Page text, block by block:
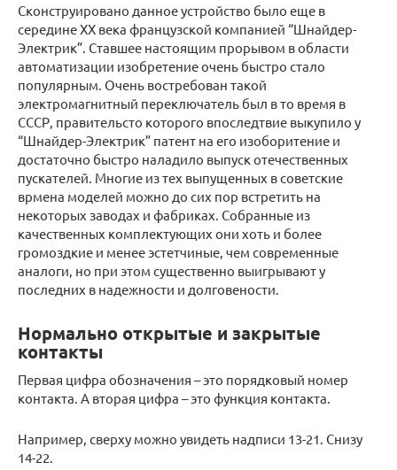
Сконструировано данное устройство было еще в
середине ХХ века французской компанией “Шнайдер-
Электрик”. Ставшее настоящим прорывом в области
автоматизации изобретение очень быстро стало
популярным. Очень востребован такой
электромагнитный переключатель был в то время в
СССР, правительсто которого впоследтвие выкупило у
“Шнайдер-Электрик” патент на его изоборитение и
достаточно быстро наладило выпуск отечественных
пускателей. Многие из тех выпущенных в советские
врмена моделей можно до сих пор встретить на
некоторых заводах и фабриках. Собранные из
качественных комплектующих они хоть и более
громоздкие и менее эстетчиные, чем современные
аналоги, но при этом существенно выигрывают у
последних в надежности и долговености.
Нормально открытые и закрытые
контакты
Первая цифра обозначения – это порядковый номер
контакта. А вторая цифра – это функция контакта.
Например, сверху можно увидеть надписи 13-21. Снизу
14-22.